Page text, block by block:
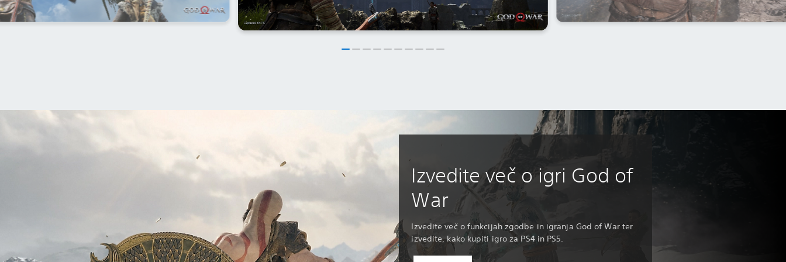
Izvedite več o igri God of
War
Izvedite več o funkcijah zgodbe in igranja God of War ter
izvedite, kako kupiti igro za PS4 in PS5.